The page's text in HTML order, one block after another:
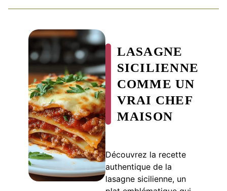
LASAGNE
SICILIENNE
COMME UN
VRAI CHEF
MAISON
Découvrez la recette
authentique de la
lasagne sicilienne, un